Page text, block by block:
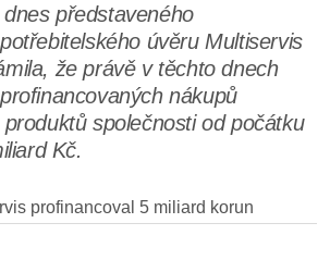
představeného
úvěru Multiservis
že právě v těchto dnech
nákupů
společnosti od počátku
Kč.